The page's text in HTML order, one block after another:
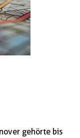
gehörte bis